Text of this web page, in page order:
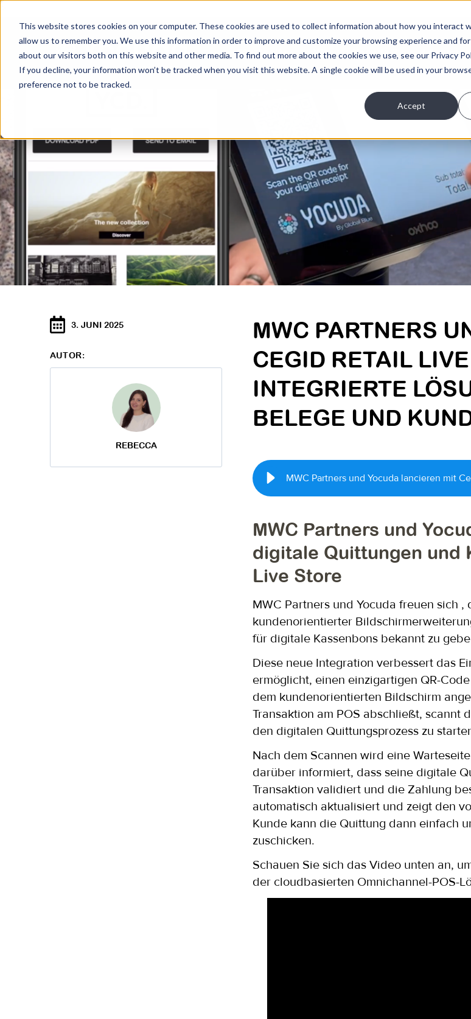
This website stores cookies on your computer. These cookies are used to collect information about how you interact
allow us to remember you. We use this information in order to improve and customize your browsing experience and
about our visitors both on this website and other media. To find out more about the cookies we use, see our Privacy
If you decline, your information won’t be tracked when you visit this website. A single cookie will be used in your
preference not to be tracked.
Accept
Startseite Warum Yocuda ? Lösungen
3. JUNI 2025
AUTOR:
REBECCA
MWC PARTNERS
CEGID RETAIL
INTEGRIERTE
BELEGE UND
MWC Partners und
digitale Quittungen und
Live Store
MWC Partners und Yocudafreuen sich ,
kundenorientierter
für digitale Kassenbons bekannt zu
Diese neue Integration verbessert das
ermöglicht, einen einzigartigen QR-
dem kundenorientierten Bildschirm
Transaktion am POS abschließt, scannt
den digitalen Quittungsprozess zu
Nach dem Scannen wird eine
darüber informiert, dass seine digitale
Transaktion validiert und die Zahlung
automatisch aktualisiert und zeigt den
Kunde kann die Quittung dann einfach
zuschicken.
Schauen Sie sich das Video unten an,
der cloudbasierten Omnichannel-POS-